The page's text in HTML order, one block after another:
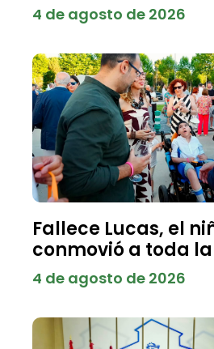
4 de agosto de 2026
Fallece Lucas, el
conmovió a toda
4 de agosto de 2026